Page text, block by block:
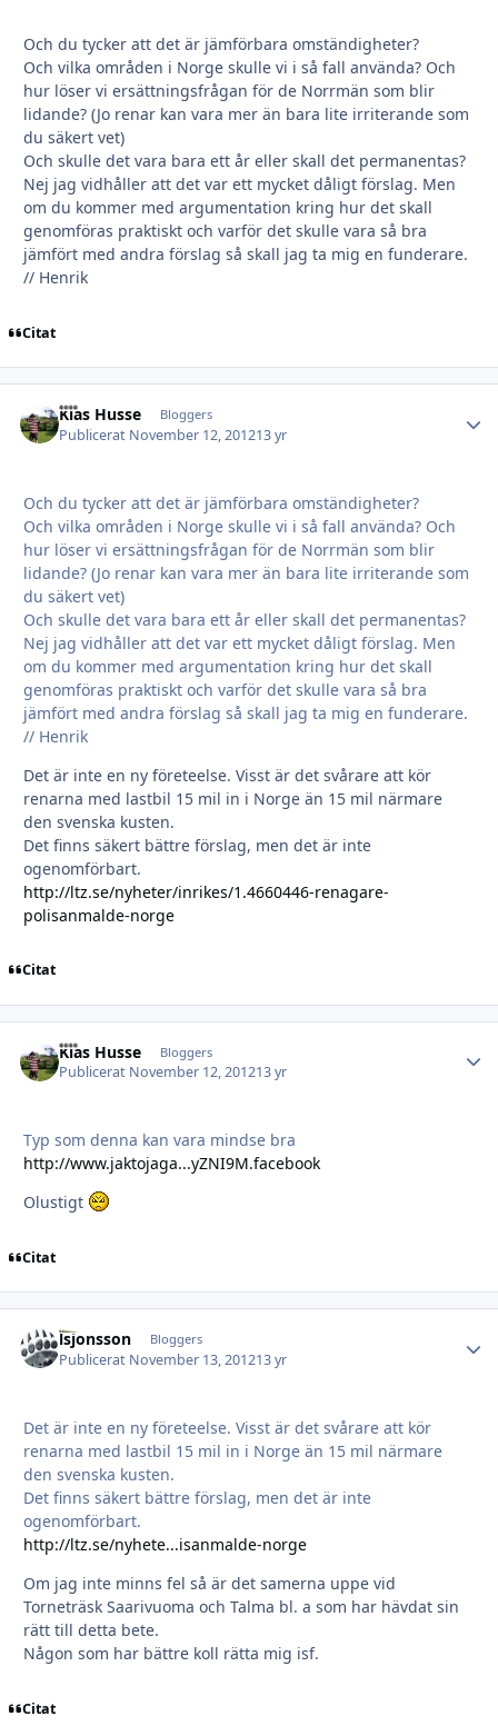
Och du tycker att det är jämförbara omständigheter?
Och vilka områden i Norge skulle vi i så fall använda? Och
hur löser vi ersättningsfrågan för de Norrmän som blir
lidande? (Jo renar kan vara mer än bara lite irriterande som
du säkert vet)
Och skulle det vara bara ett år eller skall det permanentas?
Nej jag vidhåller att det var ett mycket dåligt förslag. Men
om du kommer med argumentation kring hur det skall
genomföras praktiskt och varför det skulle vara så bra
jämfört med andra förslag så skall jag ta mig en funderare.
// Henrik
Citat
Kias Husse Bloggers
Publicerat November 12, 201213 yr
Och du tycker att det är jämförbara omständigheter?
Och vilka områden i Norge skulle vi i så fall använda? Och
hur löser vi ersättningsfrågan för de Norrmän som blir
lidande? (Jo renar kan vara mer än bara lite irriterande som
du säkert vet)
Och skulle det vara bara ett år eller skall det permanentas?
Nej jag vidhåller att det var ett mycket dåligt förslag. Men
om du kommer med argumentation kring hur det skall
genomföras praktiskt och varför det skulle vara så bra
jämfört med andra förslag så skall jag ta mig en funderare.
// Henrik
Det är inte en ny företeelse. Visst är det svårare att kör
renarna med lastbil 15 mil in i Norge än 15 mil närmare
den svenska kusten.
Det finns säkert bättre förslag, men det är inte
ogenomförbart.
http://ltz.se/nyheter/inrikes/1.4660446-renagare-
polisanmalde-norge
Citat
Kias Husse Bloggers
Publicerat November 12, 201213 yr
Typ som denna kan vara mindse bra
http://www.jaktojaga...yZNI9M.facebook
Olustigt
Citat
lsjonsson Bloggers
Publicerat November 13, 201213 yr
Det är inte en ny företeelse. Visst är det svårare att kör
renarna med lastbil 15 mil in i Norge än 15 mil närmare
den svenska kusten.
Det finns säkert bättre förslag, men det är inte
ogenomförbart.
http://ltz.se/nyhete...isanmalde-norge
Om jag inte minns fel så är det samerna uppe vid
Torneträsk Saarivuoma och Talma bl. a som har hävdat sin
rätt till detta bete.
Någon som har bättre koll rätta mig isf.
Citat